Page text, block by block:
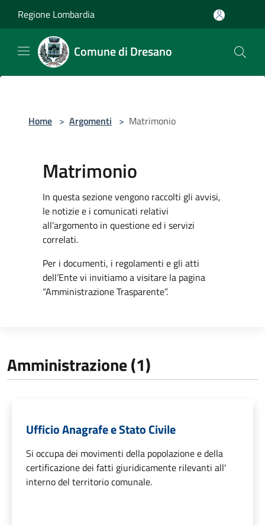
Regione Lombardia
Comune di Dresano
Home > Argomenti > Matrimonio
Matrimonio
In questa sezione vengono raccolti gli avvisi,
le notizie e i comunicati relativi
all’argomento in questione ed i servizi
correlati.
Per i documenti, i regolamenti e gli atti
dell’Ente vi invitiamo a visitare la pagina
“Amministrazione Trasparente”.
Amministrazione (1)
Ufficio Anagrafe e Stato Civile
Si occupa dei movimenti della popolazione e della
certificazione dei fatti giuridicamente rilevanti all'
interno del territorio comunale.